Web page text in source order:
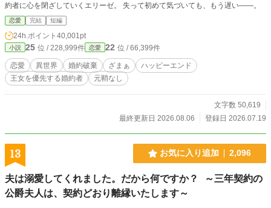
約者に心を閉ざしていくエリーゼ。 失って初めて気づいても、もう遅い――。
恋愛 完結 短編
24h.ポイント 40,001pt
小説 25 位 / 228,999件 恋愛 22 位 / 66,399件
恋愛 異世界 婚約破棄 ざまぁ
ハッピーエンド
王女を優先する婚約者
元鞘なし
文字数 50,619
最終更新日 2026.08.06
登録日 2026.07.19
13 お気に入り追加 2,096
夫は溺愛してくれました。だから何ですか？ ～三年契約の
公爵夫人は、契約どおり離縁いたします～